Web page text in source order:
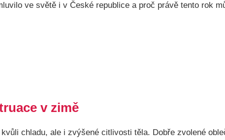
ve světě i v České republice a proč právě tento rok
v zimě
chladu, ale i zvýšené citlivosti těla. Dobře zvolené